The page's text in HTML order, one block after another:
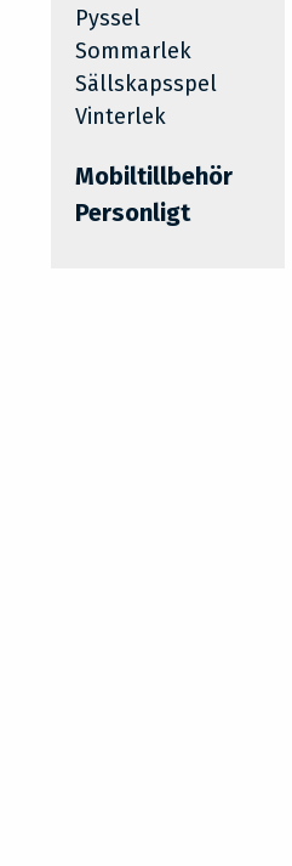
Pyssel
Sommarlek
Sällskapsspel
Vinterlek
Mobiltillbehör
Personligt